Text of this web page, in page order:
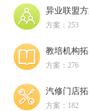
异业联盟
方案：253
教培机构
方案：276
汽修门店
方案：182